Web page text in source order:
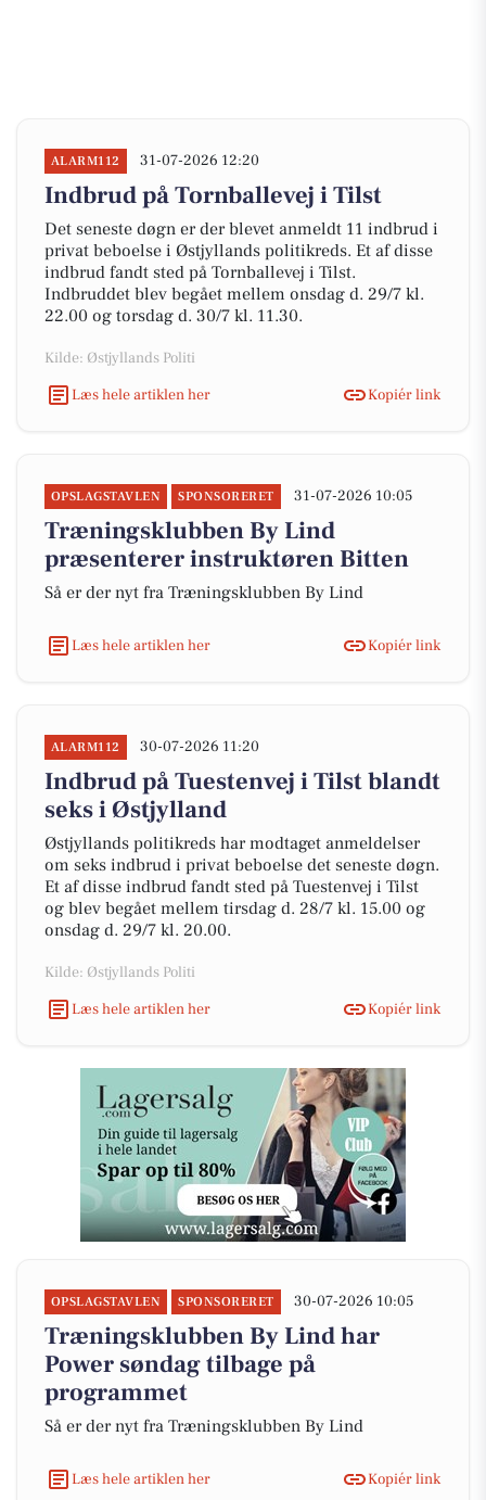
ALARM112 31-07-2026 12:20
Indbrud på Tornballevej i Tilst
Det seneste døgn er der blevet anmeldt 11 indbrud i
privat beboelse i Østjyllands politikreds. Et af disse
indbrud fandt sted på Tornballevej i Tilst.
Indbruddet blev begået mellem onsdag d. 29/7 kl.
22.00 og torsdag d. 30/7 kl. 11.30.
Kilde: Østjyllands Politi
Læs hele artiklen her
Kopiér link
OPSLAGSTAVLEN SPONSORERET 31-07-2026 10:05
Træningsklubben By Lind
præsenterer instruktøren Bitten
Så er der nyt fra Træningsklubben By Lind
Læs hele artiklen her Kopiér link
ALARM112 30-07-2026 11:20
Indbrud på Tuestenvej i Tilst blandt
seks i Østjylland
Østjyllands politikreds har modtaget anmeldelser
om seks indbrud i privat beboelse det seneste døgn.
Et af disse indbrud fandt sted på Tuestenvej i Tilst
og blev begået mellem tirsdag d. 28/7 kl. 15.00 og
onsdag d. 29/7 kl. 20.00.
Kilde: Østjyllands Politi
Læs hele artiklen her
Kopiér link
OPSLAGSTAVLEN SPONSORERET 30-07-2026 10:05
Træningsklubben By Lind har
Power søndag tilbage på
programmet
Så er der nyt fra Træningsklubben By Lind
Læs hele artiklen her Kopiér link